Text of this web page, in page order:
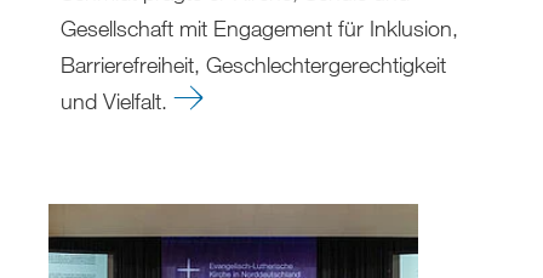
Gesellschaft mit Engagement für Inklusion,
Barrierefreiheit, Geschlechtergerechtigkeit
und Vielfalt.